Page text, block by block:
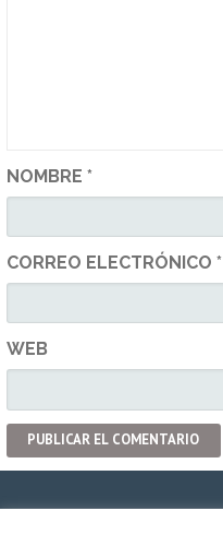
NOMBRE*
CORREO ELECTRÓNICO*
WEB